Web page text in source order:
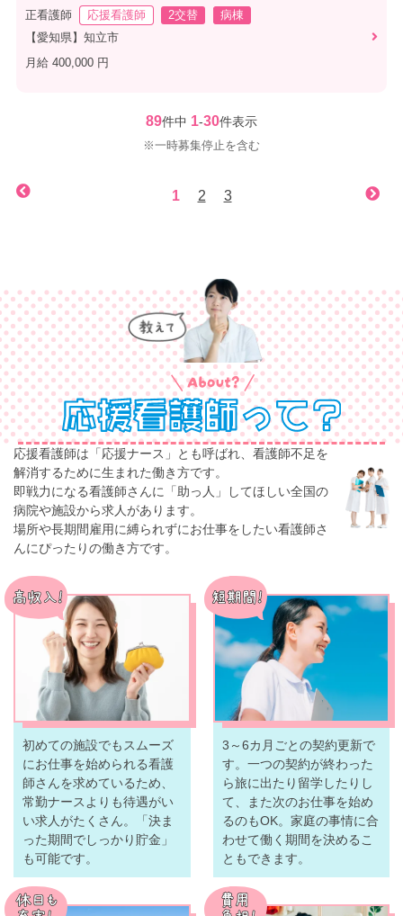
正看護師 応援看護師 2交替
病棟
【愛知県】知立市
月給 400,000 円
89件中 1-30件表示
※一時募集停止を含む
1 2 3
応援看護師は「応援ナース」とも呼ばれ、看護師不足を
解消するために生まれた働き方です。
即戦力になる看護師さんに「助っ人」してほしい全国の
病院や施設から求人があります。
場所や長期間雇用に縛られずにお仕事をしたい看護師さ
んにぴったりの働き方です。
初めての施設でもスムーズ
にお仕事を始められる看護
師さんを求めているため、
常勤ナースよりも待遇がい
い求人がたくさん。「決ま
った期間でしっかり貯金」
も可能です。
3～6カ月ごとの契約更新で
す。一つの契約が終わった
ら旅に出たり留学したりし
て、また次のお仕事を始め
るのもOK。家庭の事情に合
わせて働く期間を決めるこ
ともできます。